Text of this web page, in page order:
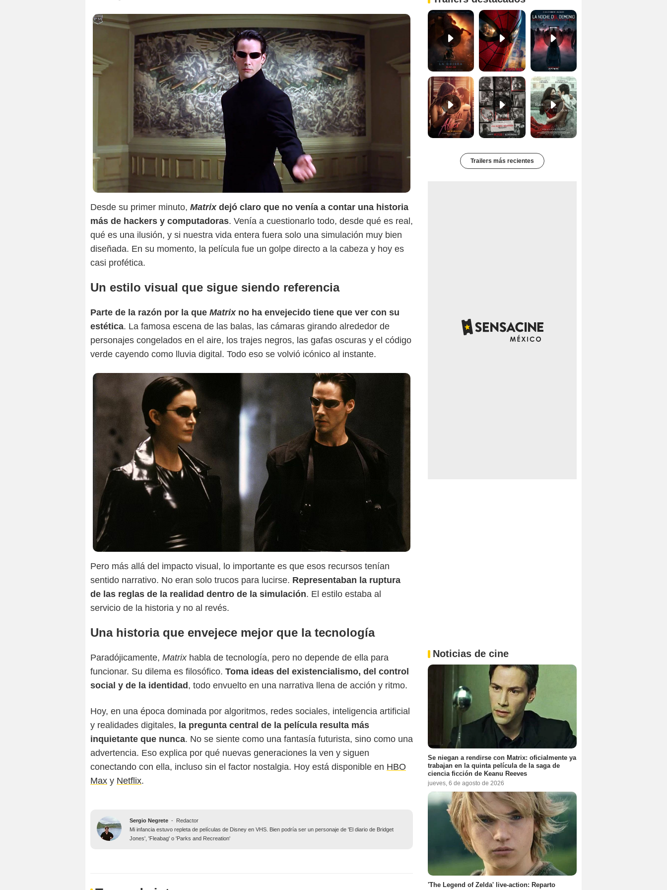
Desde su primer minuto, Matrixdejó claro que no venía a contar una historia
más de hackers y computadoras. Venía a cuestionarlo todo, desde qué es real,
qué es una ilusión, y si nuestra vida entera fuera solo una simulación muy bien
diseñada. En su momento, la película fue un golpe directo a la cabeza y hoy es
casi profética.
Un estilo visual que sigue siendo referencia
Parte de la razón por la que Matrixno ha envejecido tiene que ver con su
estética. La famosa escena de las balas, las cámaras girando alrededor de
personajes congelados en el aire, los trajes negros, las gafas oscuras y el código
verde cayendo como lluvia digital. Todo eso se volvió icónico al instante.
Pero más allá del impacto visual, lo importante es que esos recursos tenían
sentido narrativo. No eran solo trucos para lucirse. Representaban la ruptura
de las reglas de la realidad dentro de la simulación. El estilo estaba al
servicio de la historia y no al revés.
Una historia que envejece mejor que la tecnología
Paradójicamente, Matrixhabla de tecnología, pero no depende de ella para
funcionar. Su dilema es filosófico. Toma ideas del existencialismo, del control
social y de la identidad , todo envuelto en una narrativa llena de acción y ritmo.
Hoy, en una época dominada por algoritmos, redes sociales, inteligencia artificial
y realidades digitales, la pregunta central de la película resulta más
inquietante que nunca. No se siente como una fantasía futurista, sino como una
advertencia. Eso explica por qué nuevas generaciones la ven y siguen
conectando con ella, incluso sin el factor nostalgia. Hoy está disponible en HBO
Max y Netflix.
Sergio Negrete -
Redactor
Mi infancia estuvo repleta de películas de Disney en VHS. Bien podría ser un personaje de 'El diario de Bridget
Jones', 'Fleabag' o 'Parks and Recreation'
Primer tráiler oficial de 'La Odisea' 'Spider-Man Un Nuevo Día' - Tráiler oficial subtitulado
Tráiler de 'After: Aquí empieza todo' Primer Tráiler Oficial Subtitulado de 'Una última aventura: Detrás de cámaras de Stranger Things 5'
Trailers más recientes
Noticias de cine
Se niegan a rendirse con Matrix: oficialmente ya
trabajan en la quinta película de la saga de
ciencia ficción de Keanu Reeves
jueves, 6 de agosto de 2026
'The Legend of Zelda' live-action: Reparto